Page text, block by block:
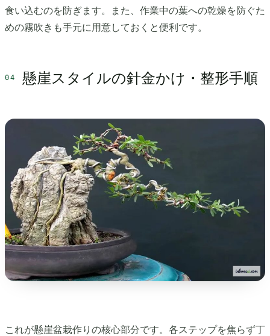
食い込むのを防ぎます。また、作業中の葉への乾燥を防ぐた
めの霧吹きも手元に用意しておくと便利です。
懸崖スタイルの針金かけ・整形手順
これが懸崖盆栽作りの核心部分です。各ステップを焦らず丁